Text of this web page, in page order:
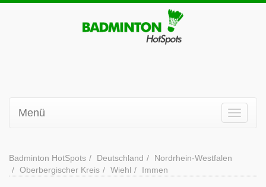
Menü
Badminton HotSpots Deutschland
Nordrhein-Westfalen
Oberbergischer Kreis
Wiehl Immen